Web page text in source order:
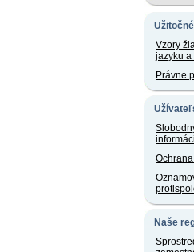
Vzory
jazyku a
Právne
Naše